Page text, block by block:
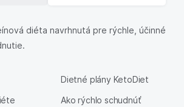
diéta navrhnutá pre rýchle, účinné
Dietné plány KetoDiet
Ako rýchlo schudnúť